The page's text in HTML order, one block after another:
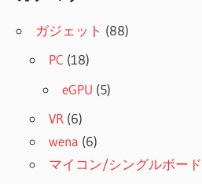
ガジェット (88)
PC (18)
eGPU (5)
VR (6)
wena (6)
マイコン/シングルボード